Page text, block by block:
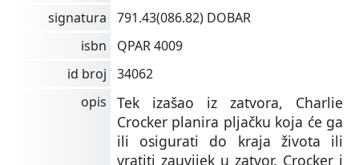
signatura
791.43(086.82) DOBAR
isbn
QPAR 4009
id broj
34062
opis
Tek izašao iz zatvora, Charlie
Crocker planira pljačku koja će ga
ili osigurati do kraja života ili
vratiti zauvijek u zatvor. Crocker i